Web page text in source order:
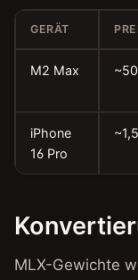
GERÄT
M2 Max
iPhone
16 Pro
MLX-Gewichte